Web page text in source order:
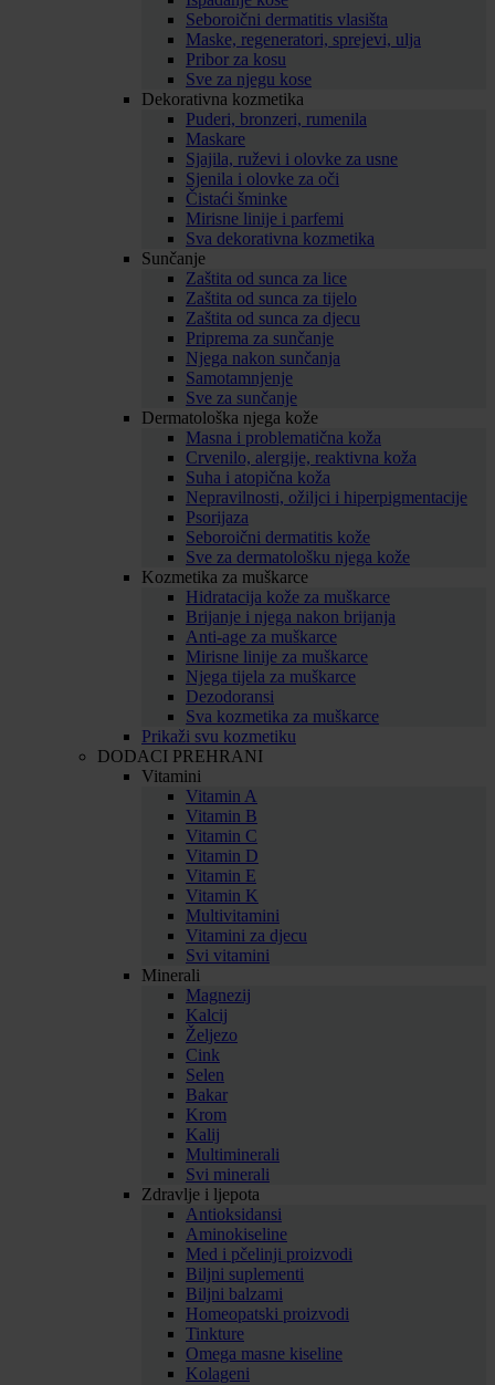
Seboroični dermatitis vlasišta
Maske, regeneratori, sprejevi, ulja
Pribor za kosu
Sve za njegu kose
Dekorativna kozmetika
Puderi, bronzeri, rumenila
Maskare
Sjajila, ruževi i olovke za usne
Sjenila i olovke za oči
Čistaći šminke
Mirisne linije i parfemi
Sva dekorativna kozmetika
Sunčanje
Zaštita od sunca za lice
Zaštita od sunca za tijelo
Zaštita od sunca za djecu
Priprema za sunčanje
Njega nakon sunčanja
Samotamnjenje
Sve za sunčanje
Dermatološka njega kože
Masna i problematična koža
Crvenilo, alergije, reaktivna koža
Suha i atopična koža
Nepravilnosti, ožiljci i hiperpigmentacije
Psorijaza
Seboroični dermatitis kože
Sve za dermatološku njega kože
Kozmetika za muškarce
Hidratacija kože za muškarce
Brijanje i njega nakon brijanja
Anti-age za muškarce
Mirisne linije za muškarce
Njega tijela za muškarce
Dezodoransi
Sva kozmetika za muškarce
Prikaži svu kozmetiku
DODACI PREHRANI
Vitamini
Vitamin A
Vitamin B
Vitamin C
Vitamin D
Vitamin E
Vitamin K
Multivitamini
Vitamini za djecu
Svi vitamini
Minerali
Magnezij
Kalcij
Željezo
Cink
Selen
Bakar
Krom
Kalij
Multiminerali
Svi minerali
Zdravlje i ljepota
Antioksidansi
Aminokiseline
Med i pčelinji proizvodi
Biljni suplementi
Biljni balzami
Homeopatski proizvodi
Tinkture
Omega masne kiseline
Kolageni